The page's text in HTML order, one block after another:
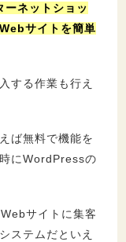
ネットショッ
サイトを簡単
する作業も行え
ば無料で機能を
にWordPressの
サイトに集客
ステムだといえ